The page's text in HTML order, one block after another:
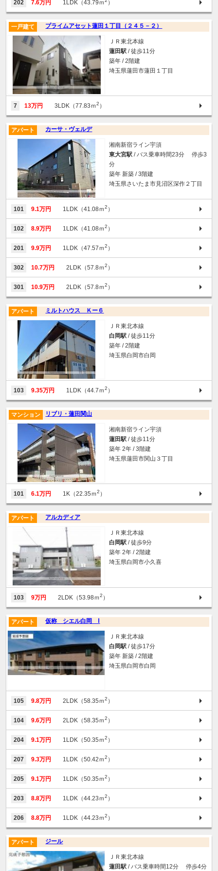
202 7.6万円 1LDK（43.79ｍ ）
プライムアセット蓮田１丁目（２４５－２）
一戸建て
ＪＲ東北本線
蓮田駅 / 徒歩11分
築年 / 2階建
埼玉県蓮田市蓮田１丁目
7 13万円 3LDK（77.83ｍ2 ）
カーサ・ヴェルデ
アパート
湘南新宿ライン宇須
東大宮駅 / バス乗車時間23分 停歩3
分
築年 新築 / 3階建
埼玉県さいたま市見沼区深作２丁目
101 9.1万円 1LDK（41.08ｍ2 ）
102 8.9万円 1LDK（41.08ｍ2 ）
201 9.9万円 1LDK（47.57ｍ2 ）
302 10.7万円 2LDK（57.8ｍ2 ）
301 10.9万円 2LDK（57.8ｍ2 ）
ミルトハウス Ｋー６
アパート
ＪＲ東北本線
白岡駅 / 徒歩11分
築年 / 2階建
埼玉県白岡市白岡
103 9.35万円 1LDK（44.7ｍ2 ）
リブリ・蓮田関山
マンション
湘南新宿ライン宇須
蓮田駅 / 徒歩11分
築年 2年 / 3階建
埼玉県蓮田市関山３丁目
101 6.1万円 1K（22.35ｍ2 ）
アルカディア
アパート
ＪＲ東北本線
白岡駅 / 徒歩9分
築年 2年 / 2階建
埼玉県白岡市小久喜
103 9万円 2LDK（53.98ｍ2 ）
仮称 シエル白岡 Ⅰ
アパート
ＪＲ東北本線
白岡駅 / 徒歩17分
築年 新築 / 2階建
埼玉県白岡市白岡
105 9.8万円 2LDK（58.35ｍ2 ）
104 9.6万円 2LDK（58.35ｍ2 ）
204 9.1万円 1LDK（50.35ｍ2 ）
207 9.3万円 1LDK（50.42ｍ2 ）
205 9.1万円 1LDK（50.35ｍ2 ）
203 8.8万円 1LDK（44.23ｍ2 ）
206 8.8万円 1LDK（44.23ｍ2 ）
ジール
アパート
ＪＲ東北本線
蓮田駅 / バス乗車時間12分 停歩4分